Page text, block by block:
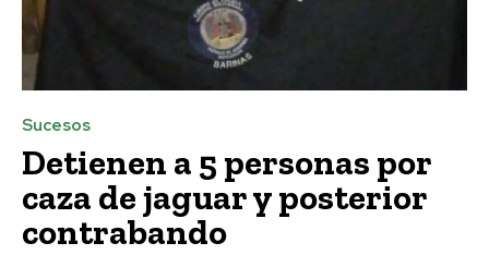
Sucesos
Detienen a 5 personas por
caza de jaguar y posterior
contrabando